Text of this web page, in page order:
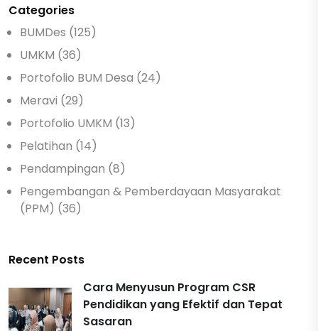
Categories
BUMDes (125)
UMKM (36)
Portofolio BUM Desa (24)
Meravi (29)
Portofolio UMKM (13)
Pelatihan (14)
Pendampingan (8)
Pengembangan & Pemberdayaan Masyarakat
(PPM) (36)
Recent Posts
Cara Menyusun Program CSR
Pendidikan yang Efektif dan Tepat
Sasaran